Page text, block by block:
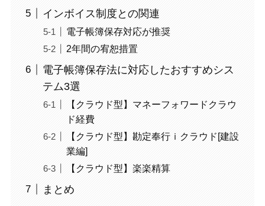
インボイス制度との関連
電子帳簿保存対応が推奨
2年間の宥恕措置
電子帳簿保存法に対応したおすすめシス
テム3選
【クラウド型】マネーフォワードクラウ
ド経費
【クラウド型】勘定奉行ｉクラウド[建設
業編]
【クラウド型】楽楽精算
まとめ